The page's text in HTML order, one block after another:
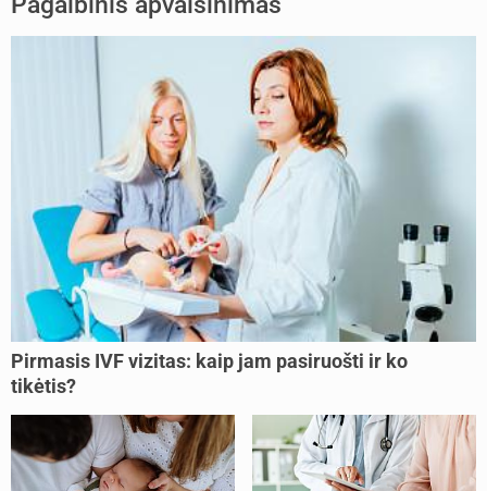
Pirmasis IVF vizitas: kaip jam pasiruošti ir ko
tikėtis?